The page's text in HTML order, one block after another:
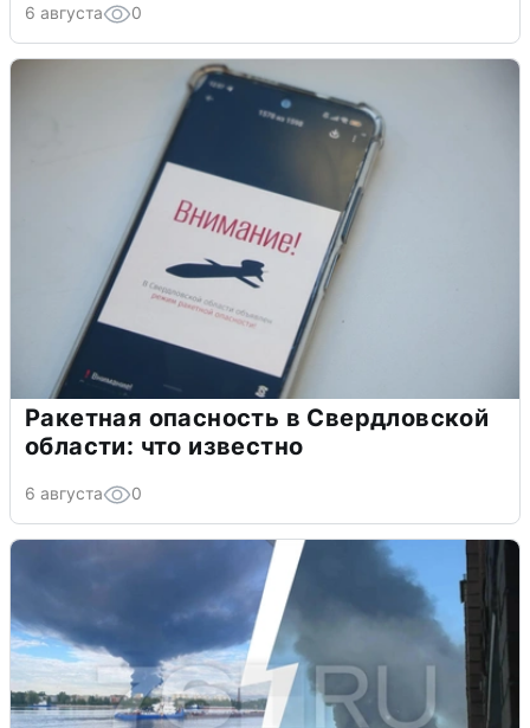
6 августа 0
Ракетная опасность в Свердловской
области: что известно
6 августа 0